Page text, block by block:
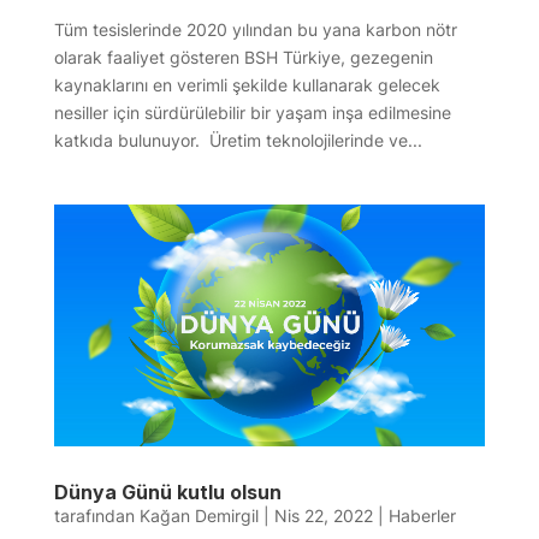
Tüm tesislerinde 2020 yılından bu yana karbon nötr
olarak faaliyet gösteren BSH Türkiye, gezegenin
kaynaklarını en verimli şekilde kullanarak gelecek
nesiller için sürdürülebilir bir yaşam inşa edilmesine
katkıda bulunuyor. Üretim teknolojilerinde ve...
Dünya Günü kutlu olsun
tarafından Kağan Demirgil| Nis 22, 2022| Haberler